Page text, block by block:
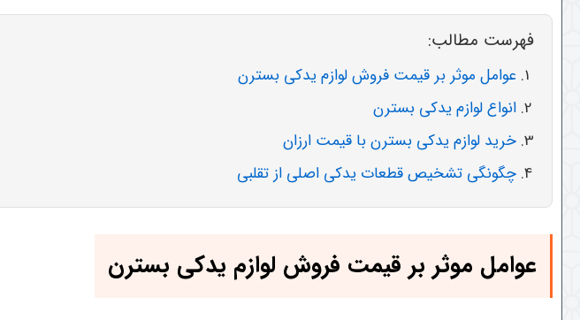
فهرست مطالب:
عوامل موثر بر قیمت فروش لوازم یدکی بسترن
انواع لوازم یدکی بسترن
خرید لوازم یدکی بسترن با قیمت ارزان
چگونگی تشخیص قطعات یدکی اصلی از تقلبی
عوامل موثر بر قیمت فروش لوازم یدکی بسترن